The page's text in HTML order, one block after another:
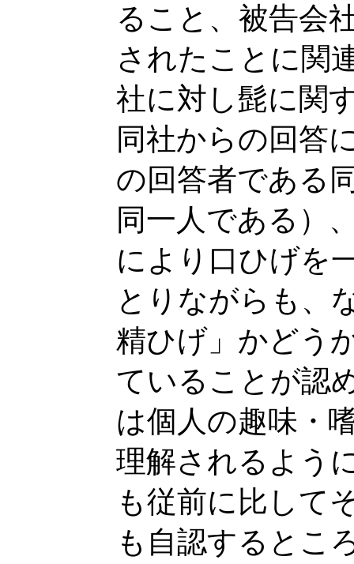
ること、被告会
されたことに関
社に対し髭に関
同社からの回答
の回答者である
同一人である）
により口ひげを
とりながらも、
精ひげ」かどう
ていることが認
は個人の趣味・
理解されるよう
も従前に比して
も自認するとこ